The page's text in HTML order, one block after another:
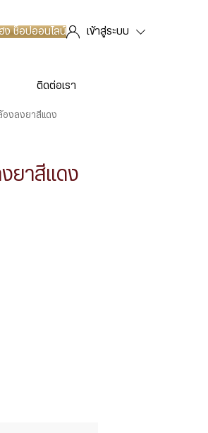
ฮงช็อปออนไลน์ เข้าสู่ระบบ
ติดต่อเรา
งลงยาสีแดง
ยาสีแดง